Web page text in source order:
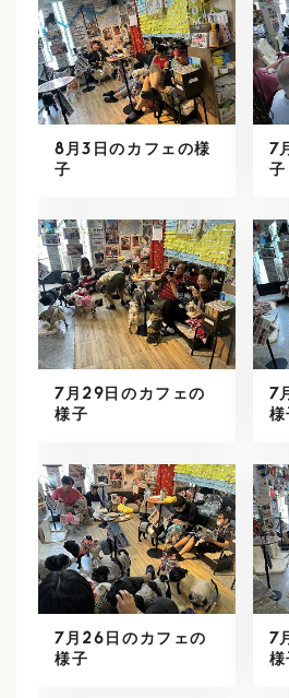
8月3日のカフェの様
子
7
子
7月29日のカフェの
様子
7
様
7月26日のカフェの
様子
7
様